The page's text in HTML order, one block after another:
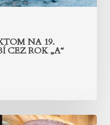
NA 19.
CEZ ROK „A“